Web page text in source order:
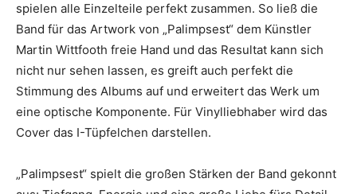
spielen alle Einzelteile perfekt zusammen. So ließ die
Band für das Artwork von „Palimpsest“ dem Künstler
Martin Wittfooth freie Hand und das Resultat kann sich
nicht nur sehen lassen, es greift auch perfekt die
Stimmung des Albums auf und erweitert das Werk um
eine optische Komponente. Für Vinylliebhaber wird das
Cover das I-Tüpfelchen darstellen.
„Palimpsest“ spielt die großen Stärken der Band gekonnt